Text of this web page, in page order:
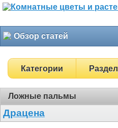
Обзор статей
Категории
Ложные пальмы
Драцена